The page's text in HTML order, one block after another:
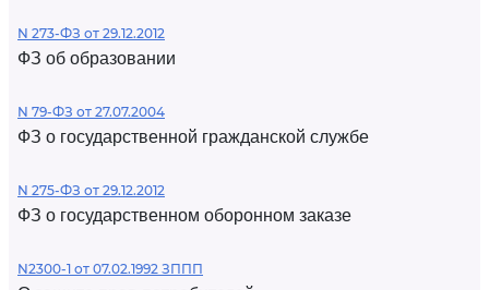
N 273-ФЗ от 29.12.2012
ФЗ об образовании
N 79-ФЗ от 27.07.2004
ФЗ о государственной гражданской службе
N 275-ФЗ от 29.12.2012
ФЗ о государственном оборонном заказе
N2300-1 от 07.02.1992 ЗППП